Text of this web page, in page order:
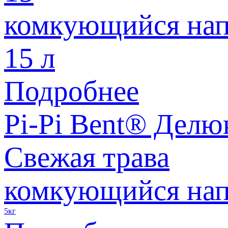
комкующийся
15 л
Подробнее
Pi-Pi Bent®
Свежая трава
комкующийся
5кг